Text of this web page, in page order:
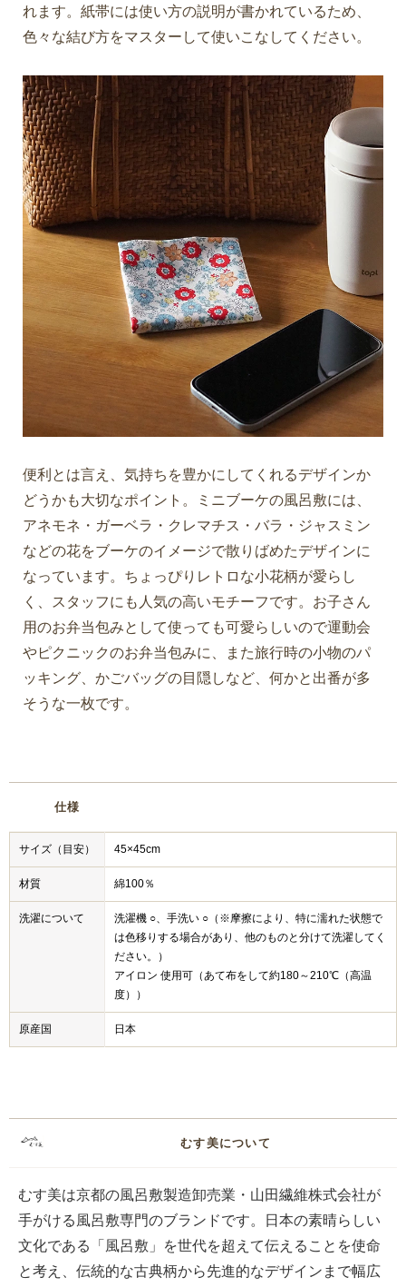
れます。紙帯には使い方の説明が書かれているため、
色々な結び方をマスターして使いこなしてください。
便利とは言え、気持ちを豊かにしてくれるデザインか
どうかも大切なポイント。ミニブーケの風呂敷には、
アネモネ・ガーベラ・クレマチス・バラ・ジャスミン
などの花をブーケのイメージで散りばめたデザインに
なっています。ちょっぴりレトロな小花柄が愛らし
く、スタッフにも人気の高いモチーフです。お子さん
用のお弁当包みとして使っても可愛らしいので運動会
やピクニックのお弁当包みに、また旅行時の小物のパ
ッキング、かごバッグの目隠しなど、何かと出番が多
そうな一枚です。
仕様
サイズ（目安） 45×45cm
材質 綿100％
洗濯について
洗濯機 ○、手洗い ○（※摩擦により、特に濡れた状態で
は色移りする場合があり、他のものと分けて洗濯してく
ださい。）
アイロン 使用可（あて布をして約180～210℃（高温
度））
原産国 日本
むす美について
むす美は京都の風呂敷製造卸売業・山田繊維株式会社が
手がける風呂敷専門のブランドです。日本の素晴らしい
文化である「風呂敷」を世代を超えて伝えることを使命
と考え、伝統的な古典柄から先進的なデザインまで幅広